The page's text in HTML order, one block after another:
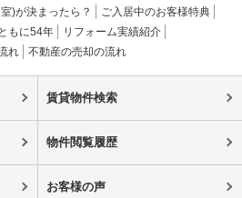
)が決まったら？
ご入居中のお客様特典
もに54年
リフォーム実績紹介
れ 不動産の売却の流れ
賃貸物件検索
物件閲覧履歴
お客様の声